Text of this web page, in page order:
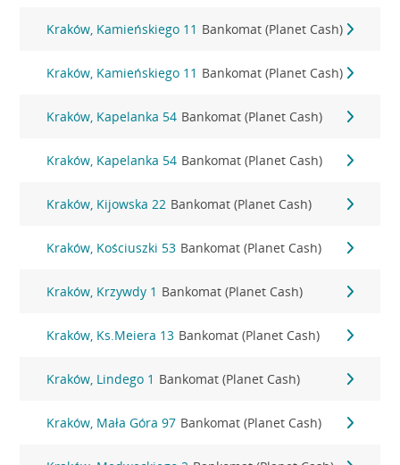
Kraków, Kamieńskiego 11 Bankomat (Planet Cash)
Kraków, Kamieńskiego 11 Bankomat (Planet Cash)
Kraków, Kapelanka 54 Bankomat (Planet Cash)
Kraków, Kapelanka 54 Bankomat (Planet Cash)
Kraków, Kijowska 22 Bankomat (Planet Cash)
Kraków, Kościuszki 53 Bankomat (Planet Cash)
Kraków, Krzywdy 1 Bankomat (Planet Cash)
Kraków, Ks.Meiera 13 Bankomat (Planet Cash)
Kraków, Lindego 1 Bankomat (Planet Cash)
Kraków, Mała Góra 97 Bankomat (Planet Cash)